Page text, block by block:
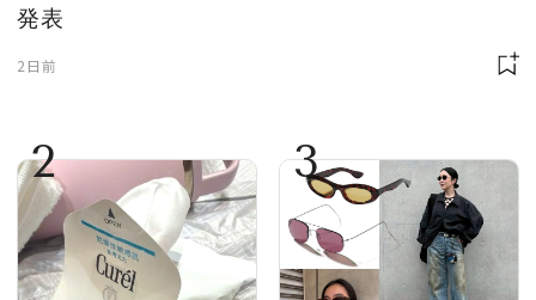
発表
2日前
2 3